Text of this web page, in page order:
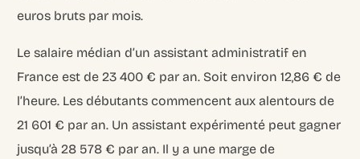
euros bruts par mois.
Le salaire médian d’un assistant administratif en
France est de 23 400 € par an. Soit environ 12,86 € de
l’heure. Les débutants commencent aux alentours de
21 601 € par an. Un assistant expérimenté peut gagner
jusqu’à 28 578 € par an. Il y a une marge de